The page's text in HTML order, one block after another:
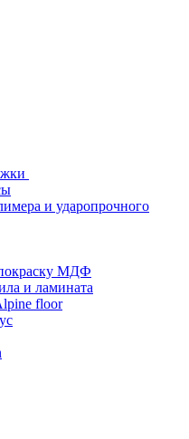
и ударопрочного
МДФ
и ламината
floor